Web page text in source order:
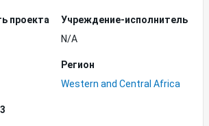
проекта
Учреждение-исполнитель
N/A
Регион
Western and Central Africa
3